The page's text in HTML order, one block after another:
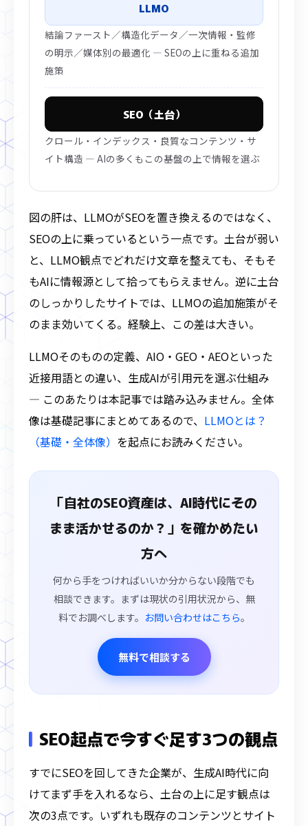
LLMO
結論ファースト／構造化データ／一次情報・監修
の明示／媒体別の最適化 ― SEOの上に重ねる追加
施策
SEO（土台）
クロール・インデックス・良質なコンテンツ・サ
イト構造 ― AIの多くもこの基盤の上で情報を選ぶ
図の肝は、LLMOがSEOを置き換えるのではなく、
SEOの上に乗っているという一点です。土台が弱い
と、LLMO観点でどれだけ文章を整えても、そもそ
もAIに情報源として拾ってもらえません。逆に土台
のしっかりしたサイトでは、LLMOの追加施策がそ
のまま効いてくる。経験上、この差は大きい。
LLMOそのものの定義、AIO・GEO・AEOといった
近接用語との違い、生成AIが引用元を選ぶ仕組み
― このあたりは本記事では踏み込みません。全体
像は基礎記事にまとめてあるので、 LLMOとは？
（基礎・全体像） を起点にお読みください。
「自社のSEO資産は、AI時代にその
まま活かせるのか？」を確かめたい
方へ
何から手をつければいいか分からない段階でも
相談できます。まずは現状の引用状況から、無
料でお調べします。 お問い合わせはこちら。
無料で相談する
SEO起点で今すぐ足す3つの観点
すでにSEOを回してきた企業が、生成AI時代に向
けてまず手を入れるなら、土台の上に足す観点は
次の3点です。いずれも既存のコンテンツとサイト